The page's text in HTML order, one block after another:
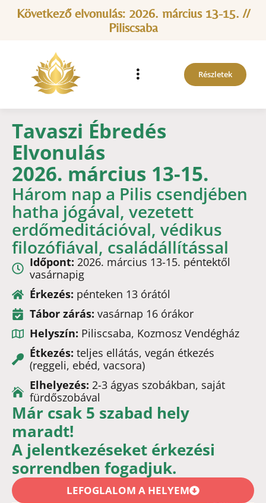
Következő elvonulás: 2026. március 13-15. //
Piliscsaba
Részletek
Tavaszi Ébredés
Elvonulás
2026. március 13-15.
Három nap a Pilis csendjében
hatha jógával, vezetett
erdőmeditációval, védikus
filozófiával, családállítással
Időpont: 2026. március 13-15. péntektől
vasárnapig
Érkezés: pénteken 13 órától
Tábor zárás: vasárnap 16 órákor
Helyszín: Piliscsaba, Kozmosz Vendégház
Étkezés: teljes ellátás, vegán étkezés
(reggeli, ebéd, vacsora)
Elhelyezés: 2-3 ágyas szobákban, saját
fürdőszobával
Már csak 5 szabad hely
maradt!
A jelentkezéseket érkezési
sorrendben fogadjuk.
LEFOGLALOM A HELYEM